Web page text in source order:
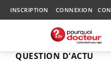
INSCRIPTION CONNEXION
QUESTION D'ACTU